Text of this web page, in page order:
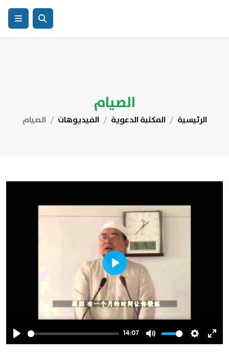
الصيام
الرئيسية المكتبة الدعوية الفيديوهات الصيام
Play
14:07
Mute Settings
Play